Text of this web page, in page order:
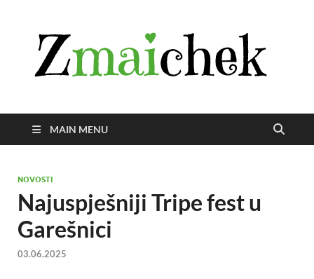
MAIN MENU
NOVOSTI
Najuspješniji Tripe fest u
Garešnici
03.06.2025